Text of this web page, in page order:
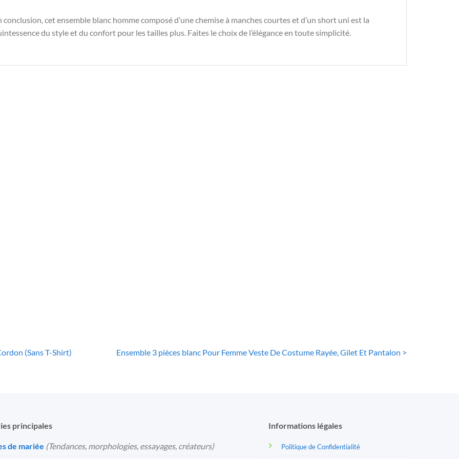
conclusion, cet ensemble blanc homme composé d’une chemise à manches courtes et d’un short uni est la
du style et du confort pour les tailles plus. Faites le choix de l’élégance en toute simplicité.
(Sans T-Shirt) Ensemble 3 pièces blanc Pour Femme Veste De Costume Rayée, Gilet Et Pantalon >
principales
de mariée (Tendances, morphologies, essayages, créateurs)
Informations légales
Politique de Confidentialité